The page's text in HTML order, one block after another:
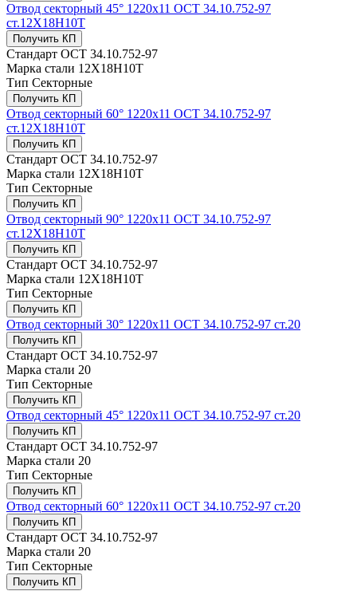
Отвод секторный 45° 1220x11 ОСТ 34.10.752-97
ст.12Х18Н10Т
Получить КП
Стандарт ОСТ 34.10.752-97
Марка стали 12Х18Н10Т
Тип Секторные
Получить КП
Отвод секторный 60° 1220x11 ОСТ 34.10.752-97
ст.12Х18Н10Т
Получить КП
Стандарт ОСТ 34.10.752-97
Марка стали 12Х18Н10Т
Тип Секторные
Получить КП
Отвод секторный 90° 1220x11 ОСТ 34.10.752-97
ст.12Х18Н10Т
Получить КП
Стандарт ОСТ 34.10.752-97
Марка стали 12Х18Н10Т
Тип Секторные
Получить КП
Отвод секторный 30° 1220x11 ОСТ 34.10.752-97 ст.20
Получить КП
Стандарт ОСТ 34.10.752-97
Марка стали 20
Тип Секторные
Получить КП
Отвод секторный 45° 1220x11 ОСТ 34.10.752-97 ст.20
Получить КП
Стандарт ОСТ 34.10.752-97
Марка стали 20
Тип Секторные
Получить КП
Отвод секторный 60° 1220x11 ОСТ 34.10.752-97 ст.20
Получить КП
Стандарт ОСТ 34.10.752-97
Марка стали 20
Тип Секторные
Получить КП